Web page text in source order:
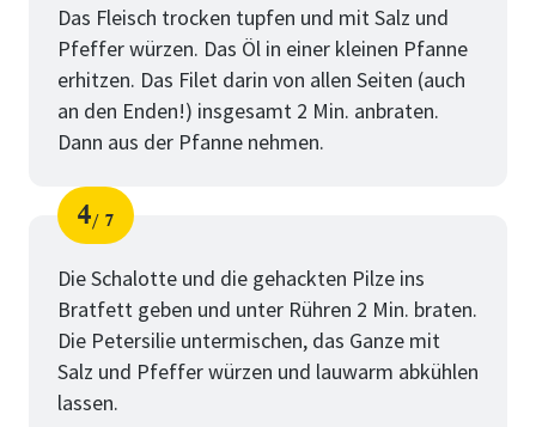
Das Fleisch trocken tupfen und mit Salz und
Pfeffer würzen. Das Öl in einer kleinen Pfanne
erhitzen. Das Filet darin von allen Seiten (auch
an den Enden!) insgesamt 2 Min. anbraten.
Dann aus der Pfanne nehmen.
Schritt
4
von
7
Die Schalotte und die gehackten Pilze ins
Bratfett geben und unter Rühren 2 Min. braten.
Die Petersilie untermischen, das Ganze mit
Salz und Pfeffer würzen und lauwarm abkühlen
lassen.